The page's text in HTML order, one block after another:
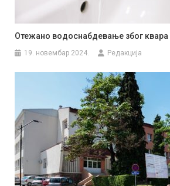
Отежано водоснабдевање због квара
19. новембар 2024. Редакција